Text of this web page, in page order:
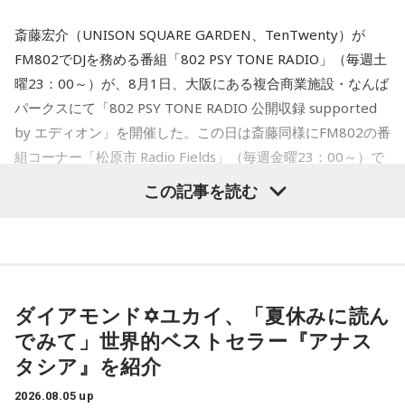
Webサイト：
YouTube： https://youtu.be/UHrZuZcHTj4
いうことですよね」
鈴木「古川（禎久）さん、言っていましたね。総務会では了
承していません、公約ではありません、と」
佐藤
「だから公約じゃないんですよ。高市さんが国民会議の
のほうを優先させましょう』という結論が出たら、それに乗
わけでしょう」
長野「そのタイミングでしたね」
イルのアクキーが完成してます♡
購入したら周りの人に自慢してください。
■『オールナイトニッポンPODCAST 長浜広奈 天下
無双』 番組グッズ概要
※寸法は販売サイトでご確認ください。
＜販売期間＞
8月5日（水）18：00～8月23日（日）23：59 まで「長浜広
奈 天下無双【オールナイトニッポンPODCAST】 オフィシャ
斎藤宏介（UNISON SQUARE GARDEN、TenTwenty）が
FM802でDJを務める番組「802 PSY TONE RADIO」（毎週土
曜23：00～）が、8月1日、大阪にある複合商業施設・なんば
パークスにて「802 PSY TONE RADIO 公開収録 supported
by エディオン」を開催した。この日は斎藤同様にFM802の番
組コーナー「松原市 Radio Fields」（毎週金曜23：00～）で
DJを担当するflumpoolの山村隆太がゲストとして登場。同じ
1985年生まれ、かつメジャーデビュー同期、さらに昨年
この記事を読む
ダイアモンド✡ユカイ、「夏休みに読ん
でみて」世界的ベストセラー『アナス
タシア』を紹介
2026.08.05 up